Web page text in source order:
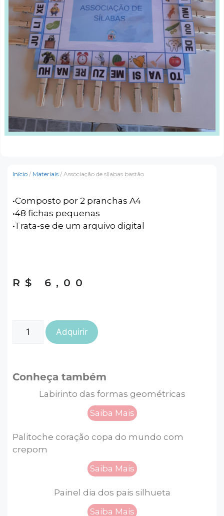
Início / Materiais / Associação de sílabas bastão
•Composto por 2 pranchas A4
•48 fichas pequenas
•Trata-se de um arquivo digital
R$ 6,00
Adquirir
Conheça também
Labirinto das formas geométricas
Saiba Mais
Palitoche coração copa do mundo com
crepom
Saiba Mais
Painel dia dos pais silhueta
Saiba Mais